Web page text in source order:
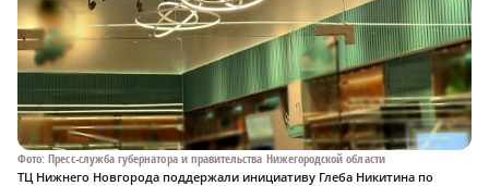
Фото: Пресс-служба губернатора и правительства Нижегородской области
ТЦ Нижнего Новгорода поддержали инициативу Глеба Никитина по